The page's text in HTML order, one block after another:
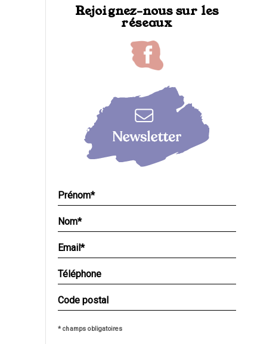
Rejoignez-nous sur les
réseaux
* champs obligatoires